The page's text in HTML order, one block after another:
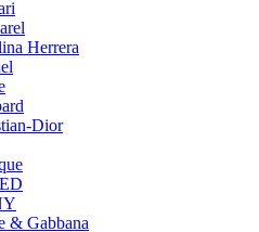
Herrera
Dior
& Gabbana